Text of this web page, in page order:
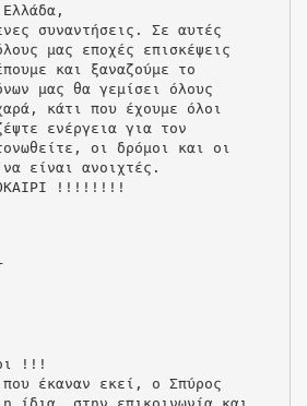
συναντήσεις. Σε αυτές
μας εποχές επισκέψεις
και ξαναζούμε το
μας θα γεμίσει όλους
κάτι που έχουμε όλοι
ενέργεια για τον
οι δρόμοι και οι
είναι ανοιχτές.
!!!!!!!!